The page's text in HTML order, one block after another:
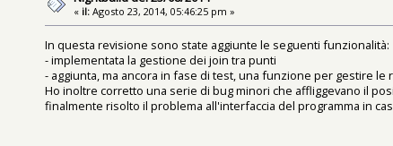
« il: Agosto 23, 2014, 05:46:25 pm »
In questa revisione sono state aggiunte le seguenti funzionalità:
- implementata la gestione dei join tra punti
- aggiunta, ma ancora in fase di test, una funzione per gestire
Ho inoltre corretto una serie di bug minori che affliggevano il
finalmente risolto il problema all'interfaccia del programma in